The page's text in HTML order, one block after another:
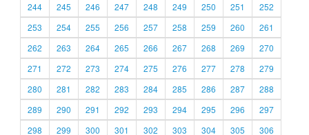
244
245 246 247 248 249 250 251
252
253
254 255 256 257 258 259 260
261
262
263 264 265 266 267 268 269
270
271
272 273 274 275 276 277 278
279
280
281 282 283 284 285 286 287
288
289
290 291 292 293 294 295 296
297
298
299 300 301 302 303 304 305
306